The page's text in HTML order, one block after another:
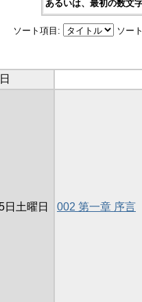
あるいは、最初の数文
ソート項目: ソー
日土曜日 002 第一章 序言